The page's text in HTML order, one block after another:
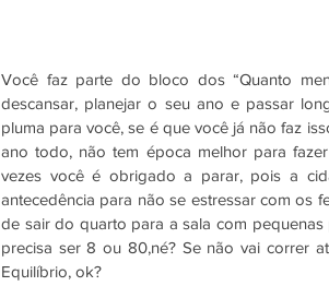
Você faz parte do bloco dos “Quanto
descansar, planejar o seu ano e passar
pluma para você, se é que você já não faz
ano todo, não tem época melhor para
vezes você é obrigado a parar, pois a
antecedência para não se estressar com os
de sair do quarto para a sala com
precisa ser 8 ou 80,né? Se não vai correr
Equilíbrio, ok?